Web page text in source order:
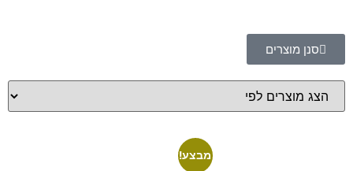
סנן מוצרים
מבצע!